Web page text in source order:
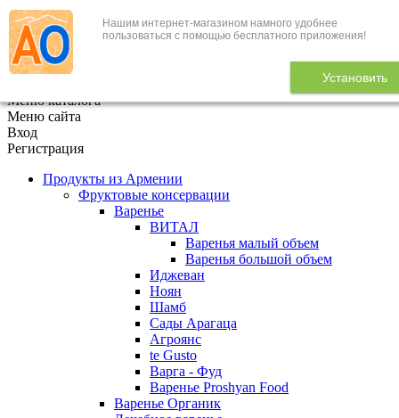
Нашим интернет-магазином намного удобнее
пользоваться с помощью бесплатного приложения!
Установить
+7 (495) 646-888-1
В корзине 0
Меню каталога
Меню сайта
Вход
Регистрация
Продукты из Армении
Фруктовые консервации
Варенье
ВИТАЛ
Варенья малый объем
Варенья большой объем
Иджеван
Ноян
Шамб
Сады Арагаца
Агроянс
te Gusto
Варга - Фуд
Варенье Proshyan Food
Варенье Органик